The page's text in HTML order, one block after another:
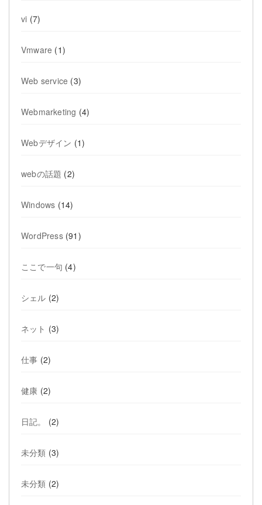
vi (7)
Vmware (1)
Web service (3)
Webmarketing (4)
Webデザイン (1)
webの話題 (2)
Windows (14)
WordPress(91)
ここで一句 (4)
シェル (2)
ネット (3)
仕事 (2)
健康 (2)
日記。 (2)
未分類 (3)
未分類 (2)